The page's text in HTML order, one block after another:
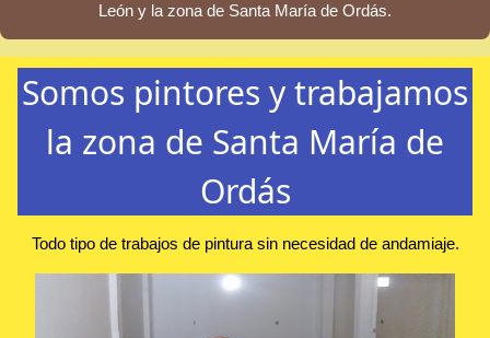
León y la zona de Santa María de Ordás.
Somos pintores y trabajamos
la zona de Santa María de
Ordás
Todo tipo de trabajos de pintura sin necesidad de andamiaje.